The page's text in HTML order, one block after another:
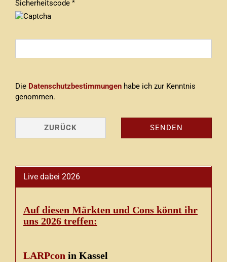
Sicherheitscode
DATENSCHUTZBESTIMMUNGEN
Die Datenschutzbestimmungen habe ich zur Kenntnis
genommen.
ZURÜCK SENDEN
Live dabei 2026
Auf diesen Märkten und Cons könnt ihr
uns 2026 treffen:
LARPcon in Kassel